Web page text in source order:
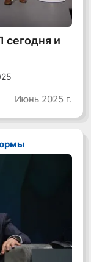
и
Июнь 2025 г.